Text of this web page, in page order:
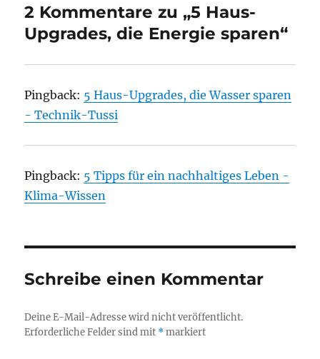
n
i
h
i
e
w
ö
t
r
2 Kommentare zu „5 Haus-
Upgrades, die Energie sparen“
Pingback: 5 Haus-Upgrades, die Wasser sparen
- Technik-Tussi
Pingback: 5 Tipps für ein nachhaltiges Leben -
Klima-Wissen
Schreibe einen Kommentar
Deine E-Mail-Adresse wird nicht veröffentlicht.
Erforderliche Felder sind mit *markiert